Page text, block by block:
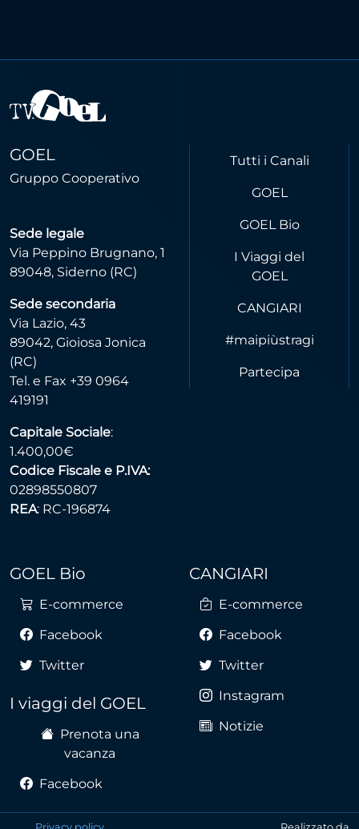
GOEL
Gruppo Cooperativo
Sede legale
Via Peppino Brugnano, 1
89048, Siderno (RC)
Sede secondaria
Via Lazio, 43
89042, Gioiosa Jonica
(RC)
Tel. e Fax +39 0964
419191
Capitale Sociale:
1.400,00€
Codice Fiscale e P.IVA:
02898550807
REA: RC-196874
Tutti i Canali
GOEL
GOEL Bio
I Viaggi del
GOEL
CANGIARI
#maipiùstragi
Partecipa
GOEL Bio
E-commerce
Facebook
Twitter
I viaggi del GOEL
Prenota una
vacanza
Facebook
CANGIARI
E-commerce
Facebook
Twitter
Instagram
Notizie